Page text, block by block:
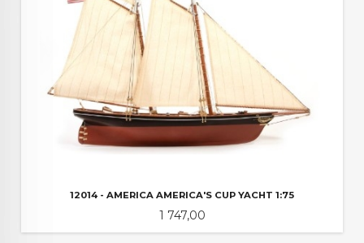
12014 - AMERICA AMERICA'S CUP YACHT 1:75
Pris
1 747,00